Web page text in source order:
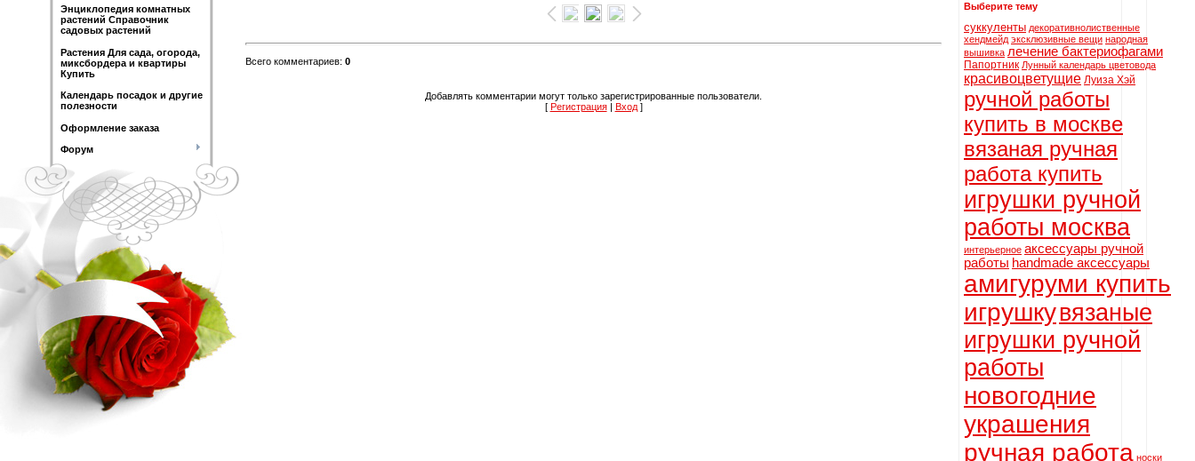
Энциклопедия комнатных
растений Справочник
садовых растений
Растения Для сада, огорода,
миксбордера и квартиры
Купить
Календарь посадок и другие
полезности
Оформление заказа
Форум
Всего комментариев: 0
Добавлять комментарии могут только зарегистрированные пользователи.
[ Регистрация| Вход]
Выберите тему
суккуленты декоративнолиственные
хендмейд эксклюзивные вещи народная
вышивка лечение бактериофагами
Папортник Лунный календарь цветовода
красивоцветущие Луиза Хэй
ручной работы
купить в москве
вязаная ручная
работа купить
игрушки ручной
работы москва
интерьерное аксессуары ручной
работы handmade аксессуары
амигуруми купить
игрушкувязаные
игрушки ручной
работы
новогодние
украшения
ручная работа носки